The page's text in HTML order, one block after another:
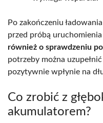
Po zakończeniu
przed próbą
również o sprawdzeniu
potrzeby można
pozytywnie wpłynie na
Co zrobić z
akumulatorem?